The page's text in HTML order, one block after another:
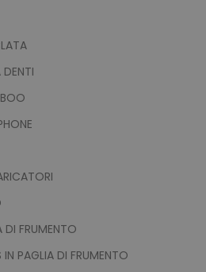
DI FRUMENTO
PAGLIA DI FRUMENTO
classificati
necessari consentono le
e la gestione dell'account.
i cookie strettamente
Adobe Inc.